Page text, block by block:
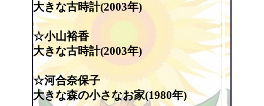
大きな古時計(2003年)
☆小山裕香
大きな古時計(2003年)
☆河合奈保子
大きな森の小さなお家(1980年)